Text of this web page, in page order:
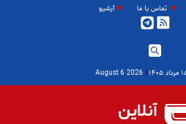
تماس با ما آرشیو
|
2026 August 6
آنلاین